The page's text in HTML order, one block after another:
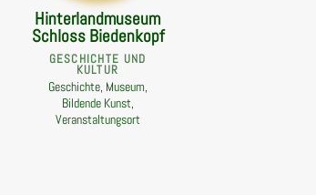
Hinterlandmuseum
Schloss Biedenkopf
GESCHICHTE UND
KULTUR
Geschichte, Museum,
Bildende Kunst,
Veranstaltungsort